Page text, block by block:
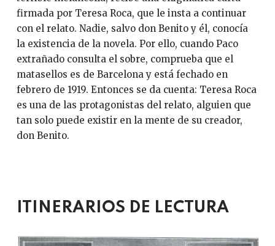
firmada por Teresa Roca, que le insta a continuar
con el relato. Nadie, salvo don Benito y él, conocía
la existencia de la novela. Por ello, cuando Paco
extrañado consulta el sobre, comprueba que el
matasellos es de Barcelona y está fechado en
febrero de 1919. Entonces se da cuenta: Teresa Roca
es una de las protagonistas del relato, alguien que
tan solo puede existir en la mente de su creador,
don Benito.
ITINERARIOS DE LECTURA